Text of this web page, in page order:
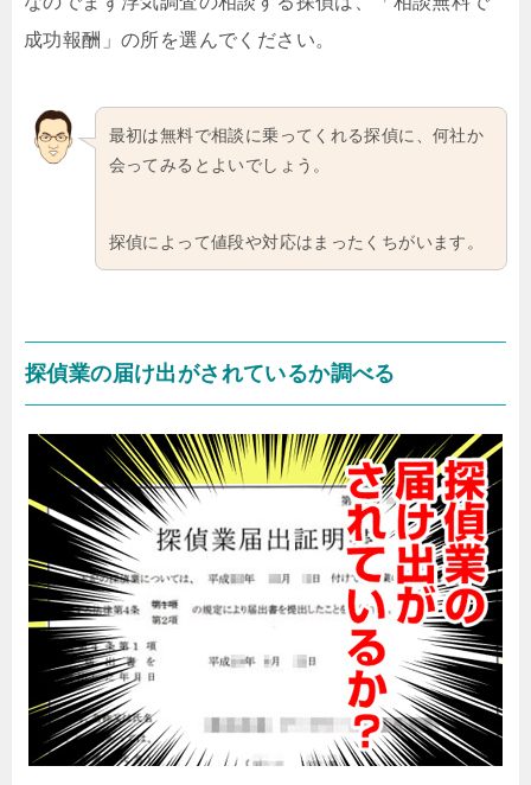
成功報酬」の所を選んでください。
最初は無料で相談に乗ってくれる探偵に、何社か
会ってみるとよいでしょう。
探偵によって値段や対応はまったくちがいます。
探偵業の届け出がされているか調べる